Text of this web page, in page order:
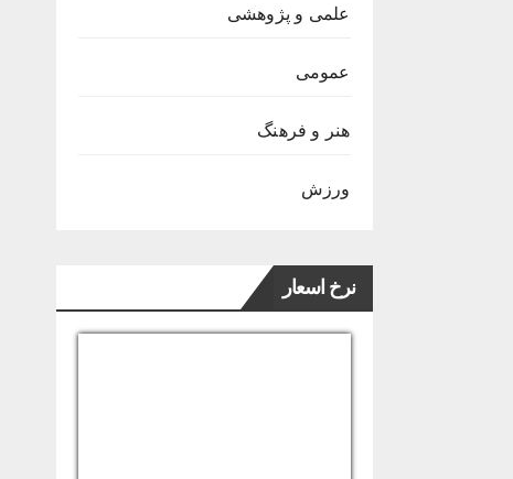
علمی و پژوهشی
عمومی
هنر و فرهنگ
ورزش
نرخ اسعار